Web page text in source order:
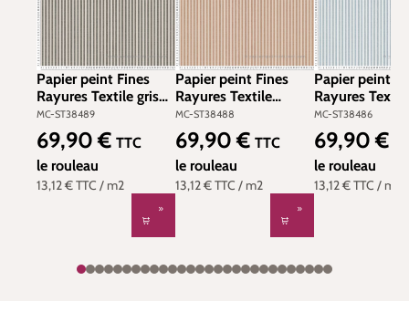
Papier peint Fines
Rayures Textile gris
anthracite - Stripes &
Checks de
Montecolino | Réf.
MC-ST38489
MC-ST38489
13,12 €TTC / m2
Prix régulier :
69,90 € TTC
le rouleau
Papier peint Fines
Rayures Textile
terracotta - Stripes &
Checks de
Montecolino | Réf.
MC-ST38488
MC-ST38488
13,12 €TTC / m2
Prix régulier :
69,90 € TTC
le rouleau
Papier peint
Rayures
doux - Stripes
Checks de
Montecolino |
MC-ST38486
MC-ST38486
13,12 €TTC / m2
Prix régulier :
69,90 €
le rouleau